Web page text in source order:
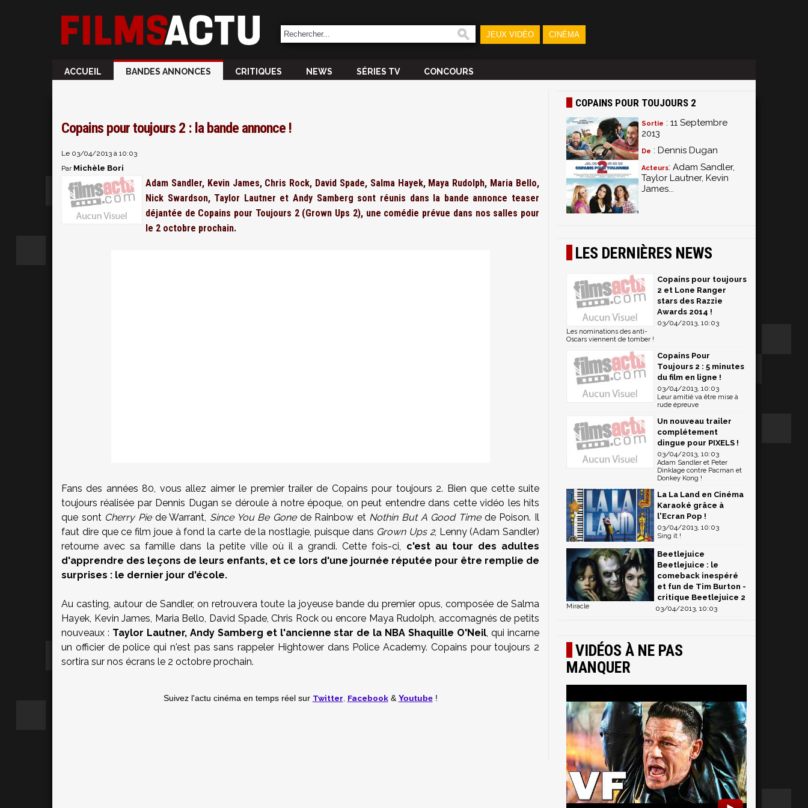
JEUX VIDÉO CINÉMA
ACCUEIL BANDES ANNONCES CRITIQUES NEWS SÉRIES TV CONCOURS
Copains pour toujours 2 : la bande annonce !
Le 03/04/2013 à 10:03
Par Michèle Bori
Adam Sandler, Kevin James, Chris Rock, David Spade, Salma Hayek, Maya Rudolph, Maria Bello,
Nick Swardson, Taylor Lautner et Andy Samberg sont réunis dans la bande annonce teaser
déjantée de Copains pour Toujours 2 (Grown Ups 2), une comédie prévue dans nos salles pour
le 2 octobre prochain.
Fans des années 80, vous allez aimer le premier trailer de Copains pour toujours 2. Bien que cette suite
toujours réalisée par Dennis Dugan se déroule à notre époque, on peut entendre dans cette vidéo les hits
que sont Cherry Piede Warrant, Since You Be Gonede Rainbow et Nothin But A Good Timede Poison. Il
faut dire que ce film joue à fond la carte de la nostlagie, puisque dans Grown Ups 2, Lenny (Adam Sandler)
retourne avec sa famille dans la petite ville où il a grandi. Cette fois-ci, c'est au tour des adultes
d'apprendre des leçons de leurs enfants, et ce lors d'une journée réputée pour être remplie de
surprises : le dernier jour d'école.
Au casting, autour de Sandler, on retrouvera toute la joyeuse bande du premier opus, composée de Salma
Hayek, Kevin James, Maria Bello, David Spade, Chris Rock ou encore Maya Rudolph, accomagnés de petits
nouveaux : Taylor Lautner, Andy Samberg et l'ancienne star de la NBA Shaquille O'Neil, qui incarne
un officier de police qui n'est pas sans rappeler Hightower dans Police Academy. Copains pour toujours 2
sortira sur nos écrans le 2 octobre prochain.
Suivez l'actu cinéma en temps réel sur Twitter Facebook& Youtube!
COPAINS POUR TOUJOURS 2
Sortie : 11 Septembre
2013
De : Dennis Dugan
Acteurs: Adam Sandler,
Taylor Lautner, Kevin
James...
LES DERNIÈRES NEWS
Copains pour toujours
2 et Lone Ranger
stars des Razzie
Awards 2014 !
03/04/2013, 10:03
Les nominations des anti-
Oscars viennent de tomber !
Copains Pour
Toujours 2 : 5 minutes
du film en ligne !
03/04/2013, 10:03
Leur amitié va être mise à
rude épreuve
Un nouveau trailer
complétement
dingue pour PIXELS !
03/04/2013, 10:03
Adam Sandler et Peter
Dinklage contre Pacman et
Donkey Kong !
La La Land en Cinéma
Karaoké grâce à
l'Ecran Pop !
03/04/2013, 10:03
Sing it !
Beetlejuice
Beetlejuice : le
comeback inespéré
et fun de Tim Burton -
critique Beetlejuice 2
03/04/2013, 10:03
Miracle
VIDÉOS À NE PAS
MANQUER